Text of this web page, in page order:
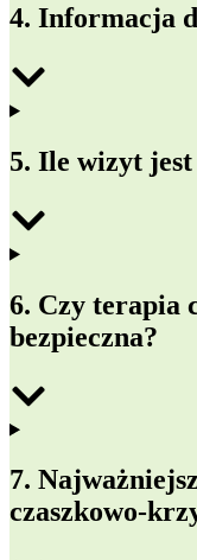
4. Informacja
5. Ile wizyt
6. Czy terapia
bezpieczna?
7.
czaszkowo-